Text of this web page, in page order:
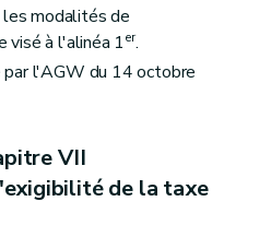
modalités de
à l'alinéa 1er.
l'AGW du 14 octobre
VII
de la taxe